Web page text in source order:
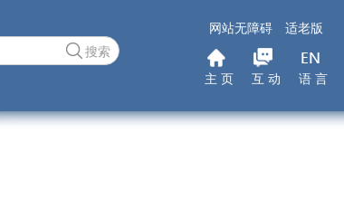
搜索
网站无障碍 适老版
主 页 互 动 语 言